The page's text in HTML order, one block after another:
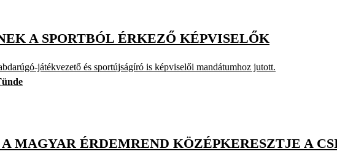
A SPORTBÓL ÉRKEZŐ KÉPVISELŐK
játékvezető és sportújságíró is képviselői mandátumhoz jutott.
MAGYAR ÉRDEMREND KÖZÉPKERESZTJE A